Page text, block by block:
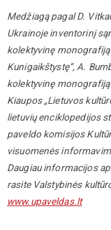
Medžiagą pagal D.
Ukrainoje inventorinį
kolektyvinę
Kunigaikštystę“, A.
kolektyvinę monografiją
Kiaupos „Lietuvos
lietuvių enciklopedijos
paveldo komisijos
visuomenės
Daugiau informacijos
rasite Valstybinės
www.upaveldas.lt